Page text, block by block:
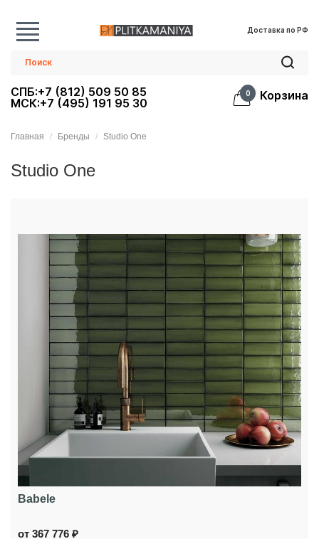
Доставка по РФ
СПБ:+7 (812) 509 50 85
МСК:+7 (495) 191 95 30
0 Корзина
Главная Бренды Studio One
Studio One
Babele
от 367 776 ₽